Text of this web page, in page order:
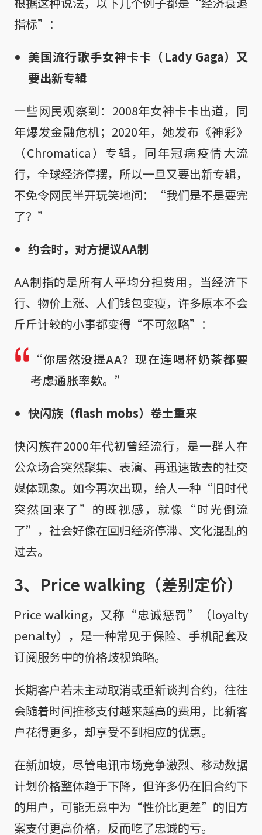
指标”：
美国流行歌手女神卡卡（Lady Gaga）又
要出新专辑
一些网民观察到：2008年女神卡卡出道，同
年爆发金融危机；2020年，她发布《神彩》
（Chromatica）专辑，同年冠病疫情大流
行，全球经济停摆，所以一旦又要出新专辑，
不免令网民半开玩笑地问：“我们是不是要完
了？”
约会时，对方提议AA制
AA制指的是所有人平均分担费用，当经济下
行、物价上涨、人们钱包变瘦，许多原本不会
斤斤计较的小事都变得“不可忽略”：
“你居然没提AA？现在连喝杯奶茶都要
考虑通胀率欸。”
快闪族（flash mobs）卷土重来
快闪族在2000年代初曾经流行，是一群人在
公众场合突然聚集、表演、再迅速散去的社交
媒体现象。如今再次出现，给人一种“旧时代
突然回来了”的既视感，就像“时光倒流
了”，社会好像在回归经济停滞、文化混乱的
过去。
3、Price walking（差别定价）
Price walking，又称“忠诚惩罚”（loyalty
penalty），是一种常见于保险、手机配套及
订阅服务中的价格歧视策略。
长期客户若未主动取消或重新谈判合约，往往
会随着时间推移支付越来越高的费用，比新客
户花得更多，却享受不到相应的优惠。
在新加坡，尽管电讯市场竞争激烈、移动数据
计划价格整体趋于下降，但许多仍在旧合约下
的用户，可能无意中为“性价比更差”的旧方
案支付更高价格，反而吃了忠诚的亏。